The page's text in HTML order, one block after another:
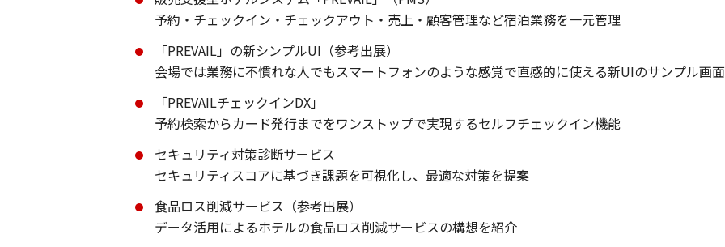
予約・チェックイン・チェックアウト・売上・顧客管理など宿泊業務を一元管理
「PREVAIL」の新シンプルUI（参考出展）
会場では業務に不慣れな人でもスマートフォンのような感覚で直感的に使える新UIのサンプル画
「PREVAILチェックインDX」
予約検索からカード発行までをワンストップで実現するセルフチェックイン機能
セキュリティ対策診断サービス
セキュリティスコアに基づき課題を可視化し、最適な対策を提案
食品ロス削減サービス（参考出展）
データ活用によるホテルの食品ロス削減サービスの構想を紹介